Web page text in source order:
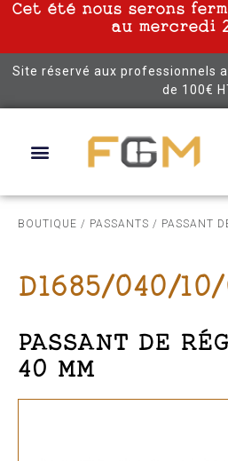
Cet été nous serons
au mercredi
Site réservé aux professionnels
de 100€
BOUTIQUE / PASSANTS / PASSANT
D1685/040/
PASSANT DE
40 MM